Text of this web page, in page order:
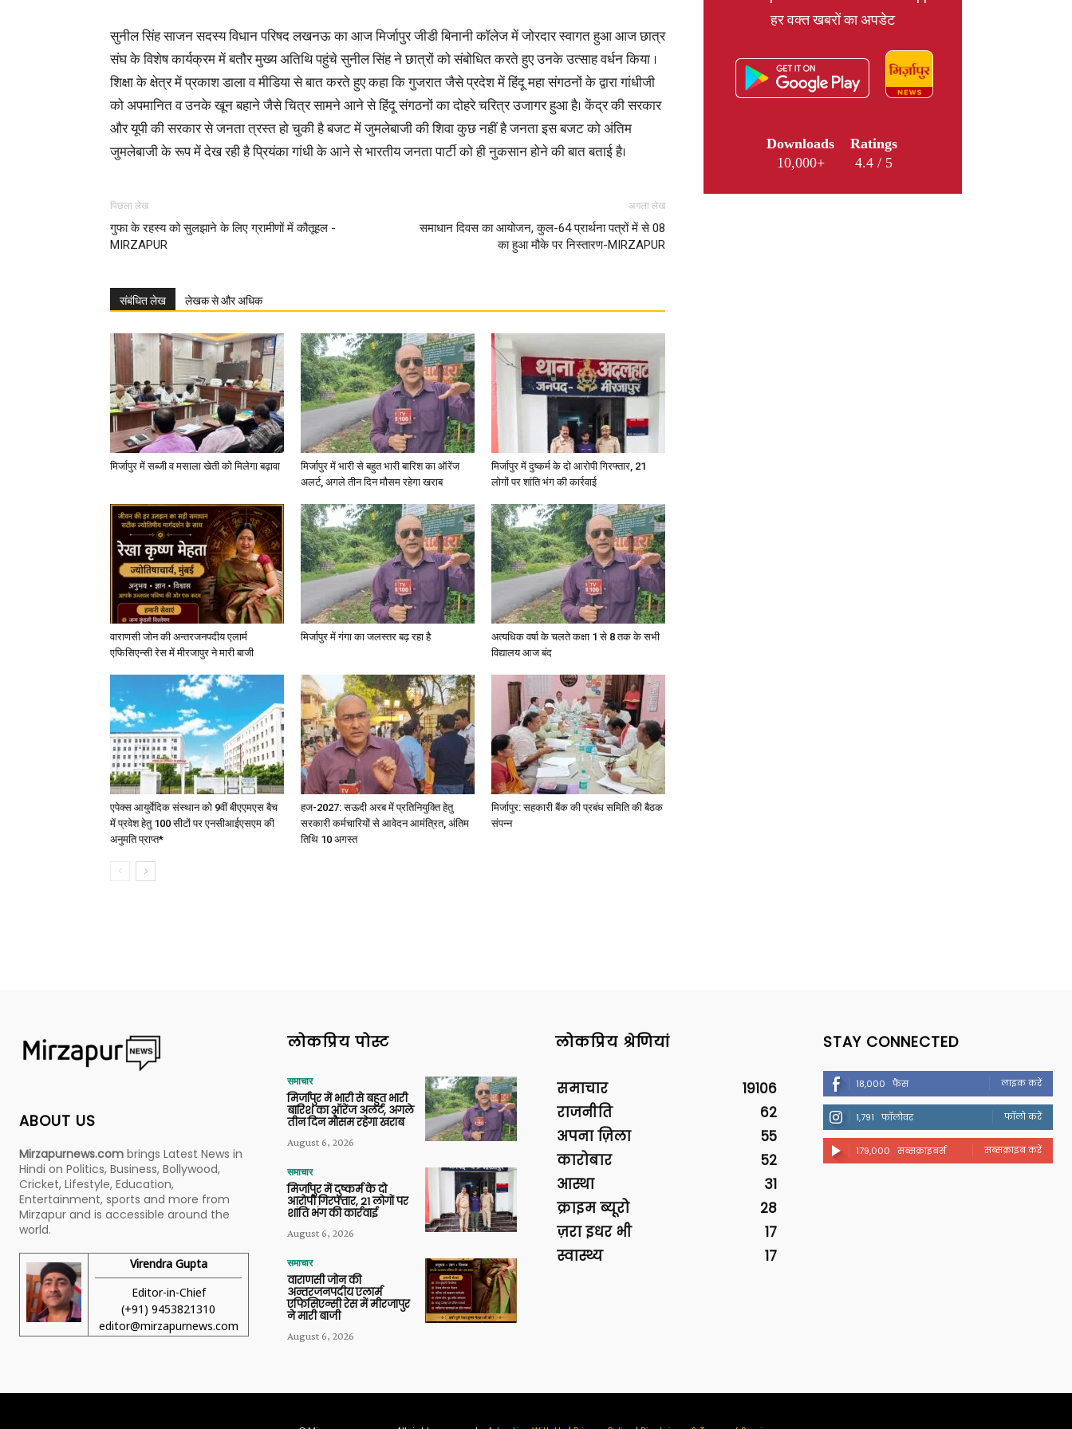
News,
in
Hindi,
Today
Hindi
News
सुनील सिंह साजन सदस्य विधान परिषद लखनऊ का आज मिर्जापुर जीडी बिनानी कॉलेज में जोरदार स्वागत हुआ आज छात्र
संघ के विशेष कार्यक्रम में बतौर मुख्य अतिथि पहुंचे सुनील सिंह ने छात्रों को संबोधित करते हुए उनके उत्साह वर्धन किया ।
शिक्षा के क्षेत्र में प्रकाश डाला व मीडिया से बात करते हुए कहा कि गुजरात जैसे प्रदेश में हिंदू महा संगठनों के द्वारा गांधीजी
को अपमानित व उनके खून बहाने जैसे चित्र सामने आने से हिंदू संगठनों का दोहरे चरित्र उजागर हुआ है। केंद्र की सरकार
और यूपी की सरकार से जनता त्रस्त हो चुकी है बजट में जुमलेबाजी की शिवा कुछ नहीं है जनता इस बजट को अंतिम
जुमलेबाजी के रूप में देख रही है प्रियंका गांधी के आने से भारतीय जनता पार्टी को ही नुकसान होने की बात बताई है।
पिछला लेख
गुफा के रहस्य को सुलझाने के लिए ग्रामीणों में कौतूहल -
MIRZAPUR
अगला लेख
समाधान दिवस का आयोजन, कुल-64 प्रार्थना पत्रों में से 08
का हुआ मौके पर निस्तारण-MIRZAPUR
संबंधित लेख लेखक से और अधिक
मिर्जापुर में सब्जी व मसाला खेती को मिलेगा बढ़ावा
मिर्जापुर में भारी से बहुत भारी बारिश का ऑरेंज
अलर्ट, अगले तीन दिन मौसम रहेगा खराब
मिर्जापुर में दुष्कर्म के दो आरोपी गिरफ्तार, 21
लोगों पर शांति भंग की कार्रवाई
वाराणसी जोन की अन्तरजनपदीय एलार्म
एफिसिएन्सी रेस में मीरजापुर ने मारी बाजी
मिर्जापुर में गंगा का जलस्तर बढ़ रहा है
अत्यधिक वर्षा के चलते कक्षा 1 से 8 तक के सभी
विद्यालय आज बंद
एपेक्स आयुर्वेदिक संस्थान को 9वीं बीएएमएस बैच
में प्रवेश हेतु 100 सीटों पर एनसीआईएसएम की
अनुमति प्राप्त*
हज-2027: सऊदी अरब में प्रतिनियुक्ति हेतु
सरकारी कर्मचारियों से आवेदन आमंत्रित, अंतिम
तिथि 10 अगस्त
मिर्जापुर: सहकारी बैंक की प्रबंध समिति की बैठक
संपन्न
हर वक्त खबरों का अपडेट
Downloads
10,000+
Ratings
4.4 / 5
ABOUT US
Mirzapurnews.com brings Latest News in
Hindi on Politics, Business, Bollywood,
Cricket, Lifestyle, Education,
Entertainment, sports and more from
Mirzapur and is accessible around the
world.
Virendra Gupta
Editor-in-Chief
(+91) 9453821310
editor@mirzapurnews.com
लोकप्रिय पोस्ट
समाचार
मिर्जापुर में भारी से बहुत भारी
बारिश का ऑरेंज अलर्ट, अगले
तीन दिन मौसम रहेगा खराब
August 6, 2026
समाचार
मिर्जापुर में दुष्कर्म के दो
आरोपी गिरफ्तार, 21 लोगों पर
शांति भंग की कार्रवाई
August 6, 2026
समाचार
वाराणसी जोन की
अन्तरजनपदीय एलार्म
एफिसिएन्सी रेस में मीरजापुर
ने मारी बाजी
August 6, 2026
लोकप्रिय श्रेणियां
समाचार
19106
राजनीति
62
अपना ज़िला
55
कारोबार
52
आस्था
31
क्राइम ब्यूरो
28
ज़रा इधर भी
17
स्वास्थ्य
17
STAY CONNECTED
18,000 फैंस लाइक करें
1,791 फॉलोवर फॉलो करें
179,000 सब्सक्राइबर्स सब्सक्राइब करें